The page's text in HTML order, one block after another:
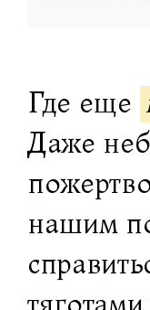
Где еще
Даже
нашим